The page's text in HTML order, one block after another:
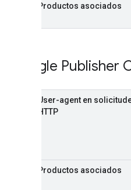
Productos asociados
Google Publisher
User-agent en
HTTP
Productos asociados